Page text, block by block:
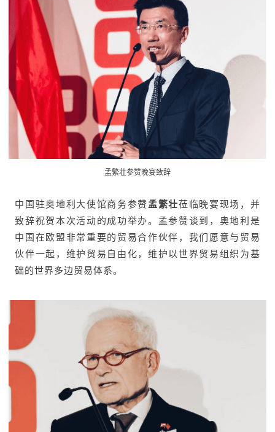
孟繁壮参赞晚宴致辞
中国驻奥地利大使馆商务参赞孟繁壮莅临晚宴现场，并
致辞祝贺本次活动的成功举办。孟参赞谈到，奥地利是
中国在欧盟非常重要的贸易合作伙伴，我们愿意与贸易
伙伴一起，维护贸易自由化，维护以世界贸易组织为基
础的世界多边贸易体系。